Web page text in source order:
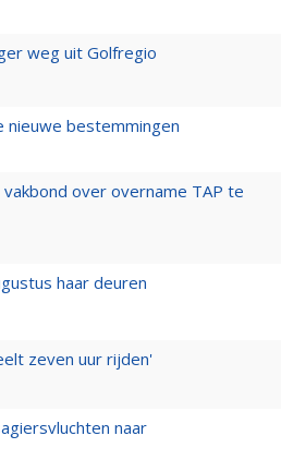
weg uit Golfregio
nieuwe bestemmingen
over overname TAP te
haar deuren
zeven uur rijden'
naar